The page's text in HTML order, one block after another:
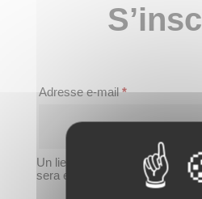
Adresse e-mail*Obligatoire
Un lien permettant de définir
sera envoyé à votre adresse e-